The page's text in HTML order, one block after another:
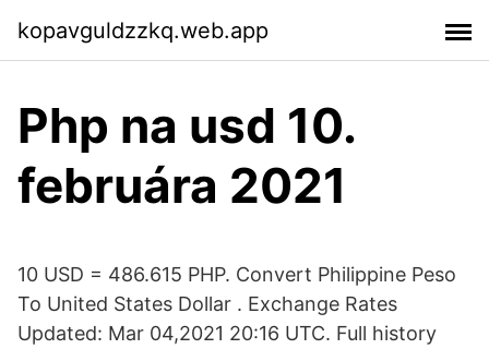
kopavguldzzkq.web.app
Php na usd 10.
februára 2021
10 USD = 486.615 PHP. Convert Philippine Peso
To United States Dollar . Exchange Rates
Updated: Mar 04,2021 20:16 UTC. Full history